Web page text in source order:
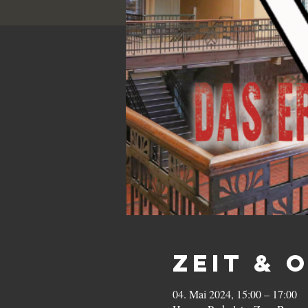
Zeit &
04. Mai 2024, 15:00 – 17:00